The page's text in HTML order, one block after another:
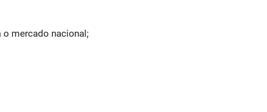
mercado nacional;